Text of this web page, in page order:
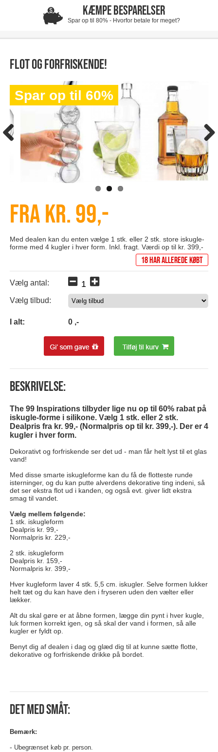
KÆMPE BESPARELSER
Spar op til 80% - Hvorfor betale for meget?
Flot og forfriskende!
Spar op til 60%
Fra kr. 99,-
Med dealen kan du enten vælge 1 stk. eller 2 stk. store iskugle-
forme med 4 kugler i hver form. Inkl. fragt. Værdi op til kr. 399,-
18 har allerede købt
Vælg antal:
Vælg tilbud:
I alt: 0 ,-
Beskrivelse:
The 99 Inspirations tilbyder lige nu op til 60% rabat på
iskugle-forme i silikone. Vælg 1 stk. eller 2 stk.
Dealpris fra kr. 99,- (Normalpris op til kr. 399,-). Der er 4
kugler i hver form.
Dekorativt og forfriskende ser det ud - man får helt lyst til et glas
vand!
Med disse smarte iskugleforme kan du få de flotteste runde
isterninger, og du kan putte alverdens dekorative ting indeni, så
det ser ekstra flot ud i kanden, og også evt. giver lidt ekstra
smag til vandet.
Vælg mellem følgende:
1 stk. iskugleform
Dealpris kr. 99,-
Normalpris kr. 229,-
2 stk. iskugleform
Dealpris kr. 159,-
Normalpris kr. 399,-
Hver kugleform laver 4 stk. 5,5 cm. iskugler. Selve formen lukker
helt tæt og du kan have den i fryseren uden den vælter eller
lækker.
Alt du skal gøre er at åbne formen, lægge din pynt i hver kugle,
luk formen korrekt igen, og så skal der vand i formen, så alle
kugler er fyldt op.
Benyt dig af dealen i dag og glæd dig til at kunne sætte flotte,
dekorative og forfriskende drikke på bordet.
Det med småt:
Bemærk:
Ubegrænset køb pr. person.